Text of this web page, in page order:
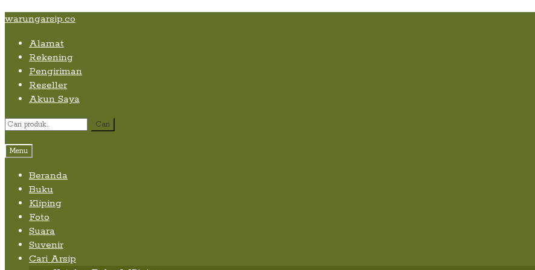
Skip
content
Skip
navigation
Skip
content
warungarsip.co
Alamat
Rekening
Pengiriman
Reseller
Akun Saya
Pencarian
Cari
Menu
Beranda
Buku
Kliping
Foto
Suara
Suvenir
Cari Arsip